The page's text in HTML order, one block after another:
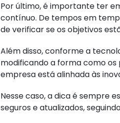
Por último, é importante ter
contínuo. De tempos em
de verificar se os objetivos
Além disso, conforme a
modificando a forma como os
empresa está alinhada às
Nesse caso, a dica é sempre
seguros e atualizados,